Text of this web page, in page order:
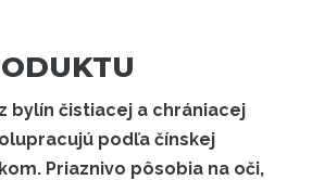
bylín čistiacej a chrániacej
podľa čínskej
Priaznivo pôsobia na oči,